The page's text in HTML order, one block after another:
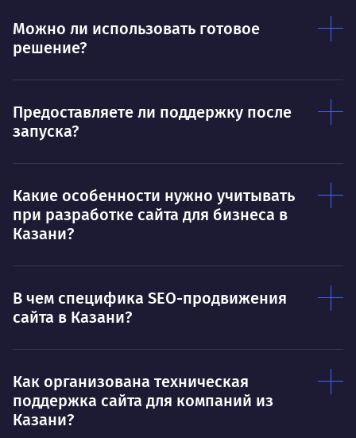
Можно ли использовать готовое
решение?
Предоставляете ли поддержку после
запуска?
Какие особенности нужно учитывать
при разработке сайта для бизнеса в
Казани?
В чем специфика SEO-продвижения
сайта в Казани?
Как организована техническая
поддержка сайта для компаний из
Казани?